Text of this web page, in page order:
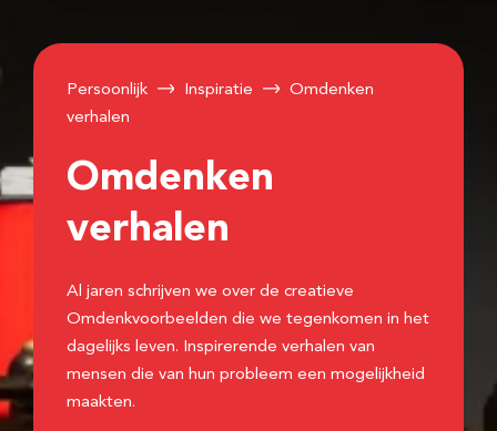
Persoonlijk Inspiratie
Omdenken
verhalen
Omdenken
verhalen
Al jaren schrijven we over de creatieve
Omdenkvoorbeelden die we tegenkomen in het
dagelijks leven. Inspirerende verhalen van
mensen die van hun probleem een mogelijkheid
maakten.